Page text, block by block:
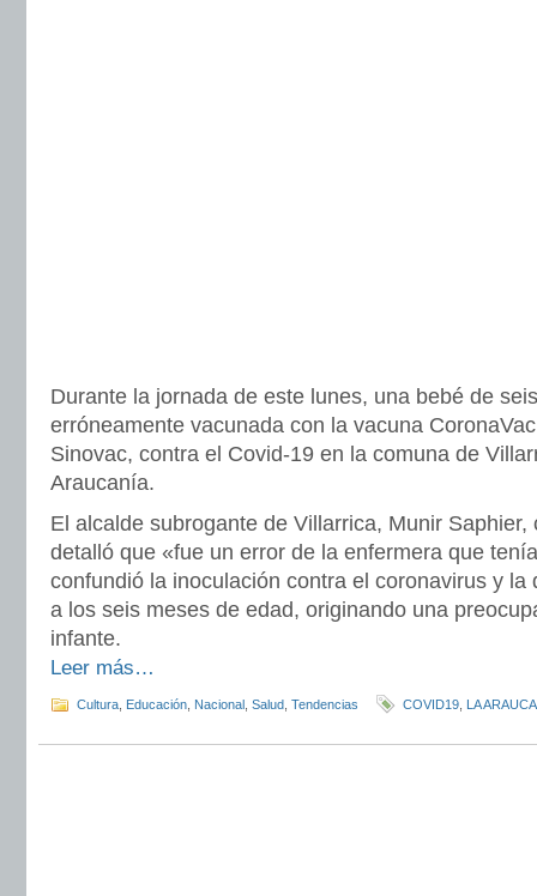
Durante la jornada de este lunes, una bebé de
erróneamente vacunada con la vacuna
Sinovac, contra el Covid-19 en la comuna de
Araucanía.
El alcalde subrogante de Villarrica, Munir Saphier,
detalló que «fue un error de la enfermera que
confundió la inoculación contra el coronavirus y la
a los seis meses de edad, originando una
infante.
Leer más…
Cultura Educación Nacional Salud Tendencias COVID19 LA